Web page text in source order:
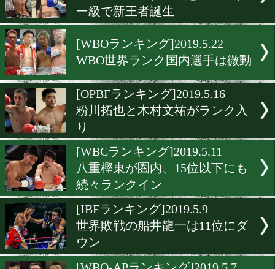
黒田雅之、栗原慶太がラン
[WBAランキング]2019.6.1
中国で快挙の今野裕介が世
り
阪下優友&ストロング小林
王者、清水は1位
[日本ランキング]2019.5.31
スーパーバンタム級とウェ
ー級で新王者誕生